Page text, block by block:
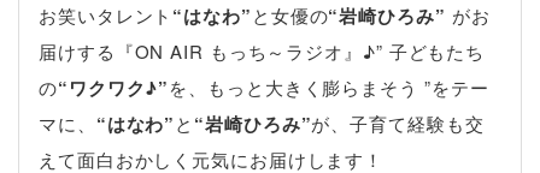
お笑いタレント “はなわ”と女優の“岩崎ひろみ” がお
届けする『ON AIR もっち～ラジオ』♪” 子どもたち
の“ワクワク♪”を、もっと大きく膨らまそう ”をテー
マに、 “はなわ”と “岩崎ひろみ”が、子育て経験も交
えて面白おかしく元気にお届けします！